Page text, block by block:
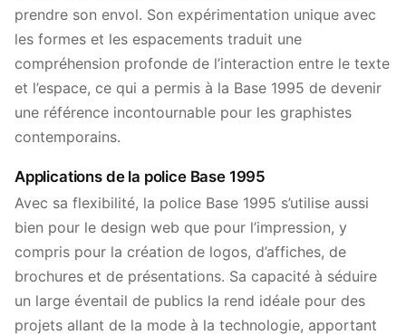
prendre son envol. Son expérimentation unique avec
les formes et les espacements traduit une
compréhension profonde de l’interaction entre le texte
et l’espace, ce qui a permis à la Base 1995 de devenir
une référence incontournable pour les graphistes
contemporains.
Applications de la police Base 1995
Avec sa flexibilité, la police Base 1995 s’utilise aussi
bien pour le design web que pour l’impression, y
compris pour la création de logos, d’affiches, de
brochures et de présentations. Sa capacité à séduire
un large éventail de publics la rend idéale pour des
projets allant de la mode à la technologie, apportant